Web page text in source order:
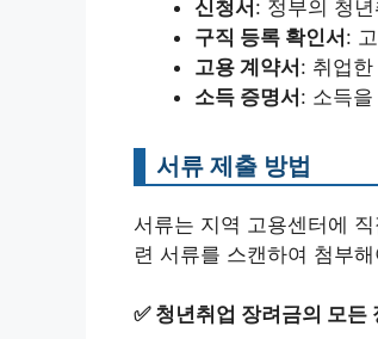
신청서: 정부의 청
구직 등록 확인서:
고용 계약서: 취업
소득 증명서: 소득
서류 제출 방법
서류는 지역 고용센터에
련 서류를 스캔하여 첨부
✅ 청년취업 장려금의 모든